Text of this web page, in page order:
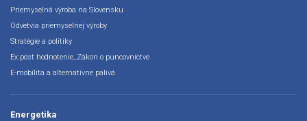
Priemyselná výroba na Slovensku
Odvetvia priemyselnej výroby
Stratégie a politiky
Ex post hodnotenie_Zákon o puncovníctve
E-mobilita a alternatívne palivá
Energetika